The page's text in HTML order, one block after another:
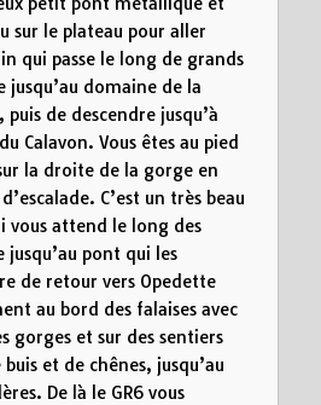
sur le plateau pour aller
qui passe le long de grands
jusqu’au domaine de la
puis de descendre jusqu’à
Calavon. Vous êtes au pied
la droite de la gorge en
C’est un très beau
vous attend le long des
jusqu’au pont qui les
de retour vers Opedette
au bord des falaises avec
gorges et sur des sentiers
et de chênes, jusqu’au
De là le GR6 vous